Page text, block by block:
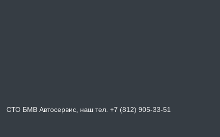
СТО БМВ Автосервис, наш тел. +7 (812) 905-33-51